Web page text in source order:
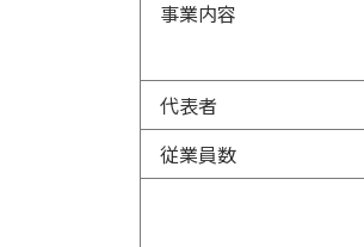
事業内容
代表者
従業員数